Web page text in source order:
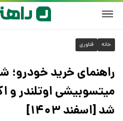
خانه فناوری
راهنمای خرید خودرو؛
میتسوبیشی اوتلندر و
شد [اسفند ۱۴۰۳]